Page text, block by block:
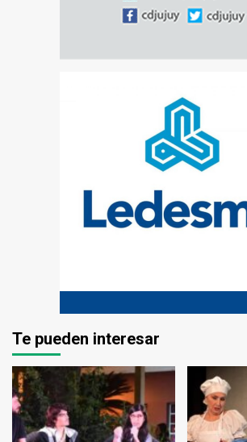
Te pueden interesar